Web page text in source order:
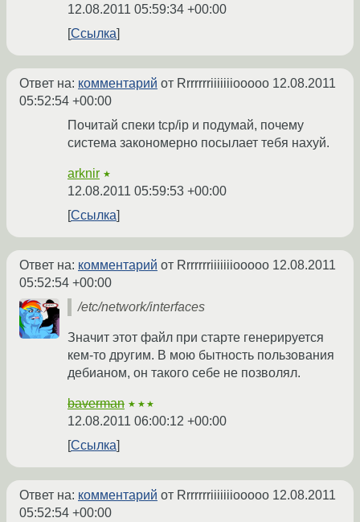
12.08.2011 05:59:34 +00:00
Ссылка
Ответ на: комментарий от Rrrrrrriiiiiiiooooo 12.08.2011
05:52:54 +00:00
Почитай спеки tcp/ip и подумай, почему
система закономерно посылает тебя нахуй.
arknir ★
12.08.2011 05:59:53 +00:00
Ссылка
Ответ на: комментарий от Rrrrrrriiiiiiiooooo 12.08.2011
05:52:54 +00:00
/etc/network/interfaces
Значит этот файл при старте генерируется
кем-то другим. В мою бытность пользования
дебианом, он такого себе не позволял.
baverman ★★★
12.08.2011 06:00:12 +00:00
Ссылка
Ответ на: комментарий от Rrrrrrriiiiiiiooooo 12.08.2011
05:52:54 +00:00